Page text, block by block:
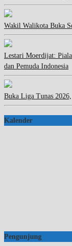
Wakil Walikota Buka
Lestari Moerdijat:
dan Pemuda Indonesia
Buka Liga Tunas 2026,
Kalender
Pengunjung